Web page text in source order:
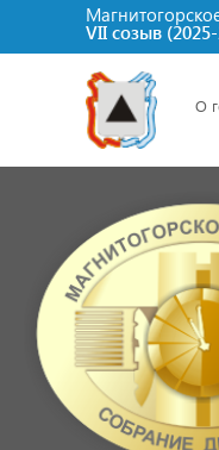
VII созыв
О